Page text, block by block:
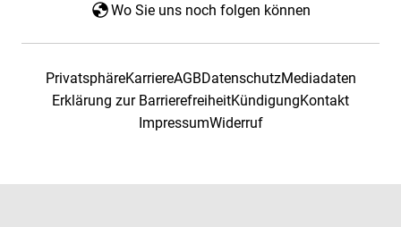
Wo Sie uns noch folgen können
PrivatsphäreKarriereAGBDatenschutzMediadaten
Erklärung zur BarrierefreiheitKündigungKontakt
ImpressumWiderruf